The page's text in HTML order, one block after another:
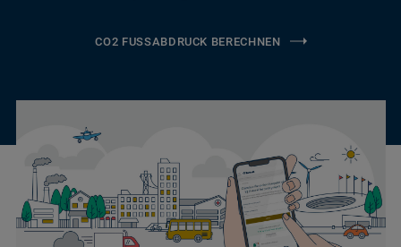
CO2 FUSSABDRUCK BERECHNEN